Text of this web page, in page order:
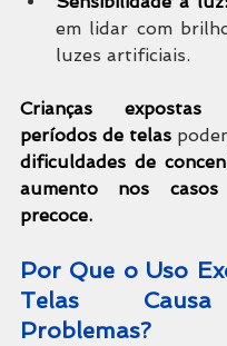
em lidar com
luzes artificiais.
Crianças
períodos de telas
dificuldades de
aumento nos
precoce.
Por Que o Uso
Telas
Problemas?